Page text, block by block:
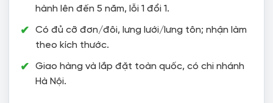
hành lên đến 5 năm, lỗi 1 đổi 1.
Có đủ cỡ đơn/đôi, lưng lưới/lưng tôn; nhận làm
theo kích thước.
Giao hàng và lắp đặt toàn quốc, có chi nhánh
Hà Nội.